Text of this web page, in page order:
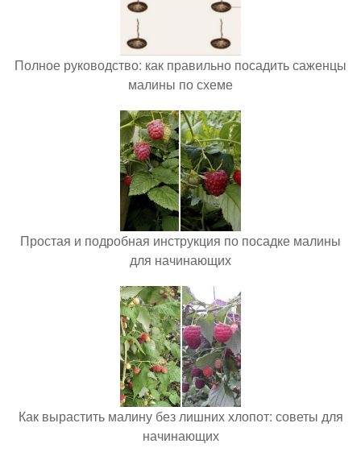
Полное руководство: как правильно посадить саженцы
малины по схеме
Простая и подробная инструкция по посадке малины
для начинающих
Как вырастить малину без лишних хлопот: советы для
начинающих